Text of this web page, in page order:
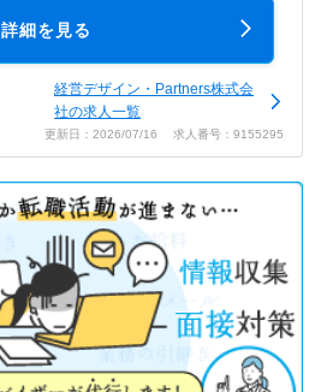
詳細を見る
経営デザイン・Partners株式会
社の求人一覧
更新日：2026/07/16 求人番号：9155295